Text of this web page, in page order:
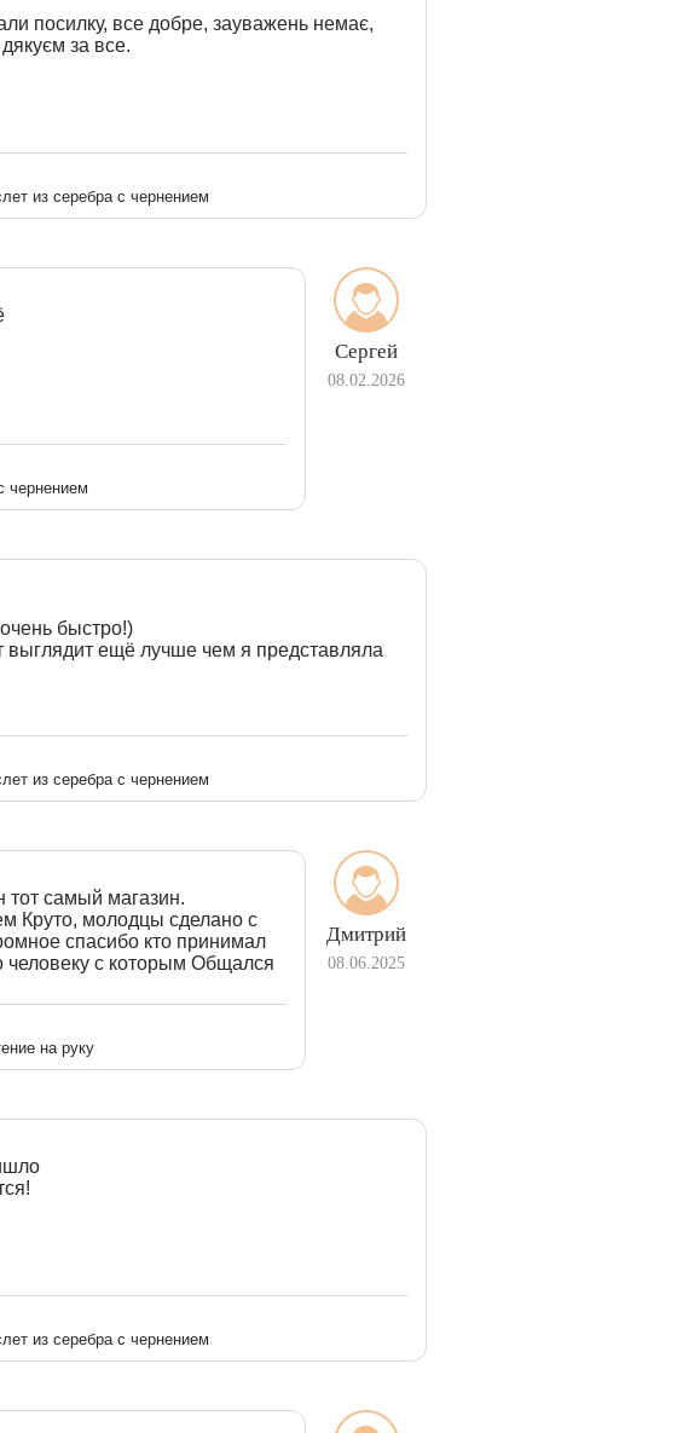
посилку, все добре, зауважень немає,
за все.
из серебра с чернением
Сергей
08.02.2026
чернением
быстро!)
ещё лучше чем я представляла
из серебра с чернением
Дмитрий
08.06.2025
тот самый магазин.
Круто, молодцы сделано с
спасибо кто принимал
человеку с которым Общался
на руку
из серебра с чернением